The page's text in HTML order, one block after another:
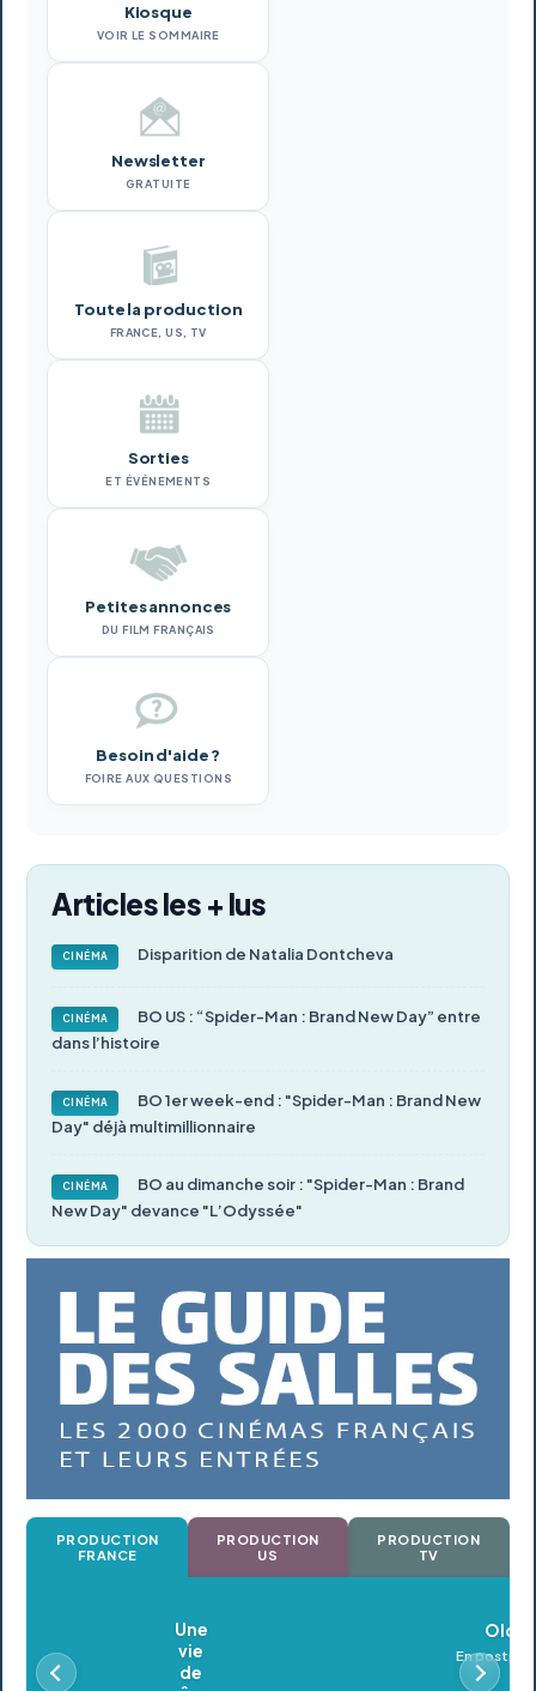
Kiosque
VOIR LE SOMMAIRE
Newsletter
GRATUITE
Toute la production
FRANCE, US, TV
Sorties
ET ÉVÉNEMENTS
Petites annonces
DU FILM FRANÇAIS
Besoin d'aide ?
FOIRE AUX QUESTIONS
Articles les + lus
CINÉMA Disparition de Natalia Dontcheva
CINÉMA
BO US : “Spider-Man : Brand New Day” entre
dans l’histoire
CINÉMA
BO 1er week-end : "Spider-Man : Brand New
Day" déjà multimillionnaire
CINÉMA
BO au dimanche soir : "Spider-Man : Brand
New Day" devance "L’Odyssée"
PRODUCTION
FRANCE
PRODUCTION
US
PRODUCTION
TV
Oldeupe
En postproduction